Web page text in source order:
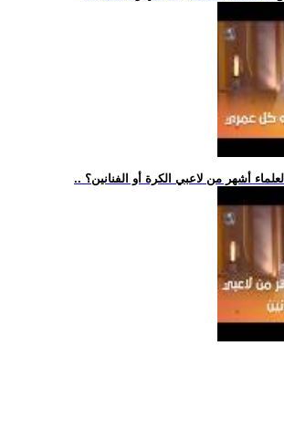
أشهر من لاعبي الكرة أو الفنانين؟